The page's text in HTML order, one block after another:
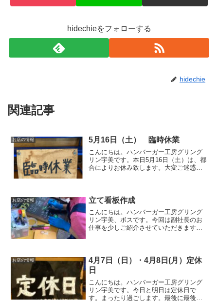
hidechieをフォローする
hidechie
関連記事
お店の情報 5月16日（土） 臨時休業
こんにちは。ハンバーガー工房グリング
リン宇美です。本日5月16日（土）は、都
合によりお休み致します。大変ご迷惑を
顔いっぱいの一日にな...
お店の情報 立て看板作成
こんにちは。ハンバーガー工房グリング
リン宇美、ボスです。今回は副社長のお
仕事を少しご紹介させていただきます。
た😊今回も前回とあまり変...
お店の情報
4月7日（日）・4月8日(月）定休
日
こんにちは。ハンバーガー工房グリング
リン宇美です。今日と明日は定休日で
す。まったり過ごします。最後に最後ま